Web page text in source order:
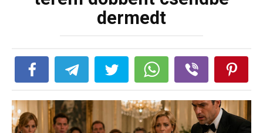
dermedt